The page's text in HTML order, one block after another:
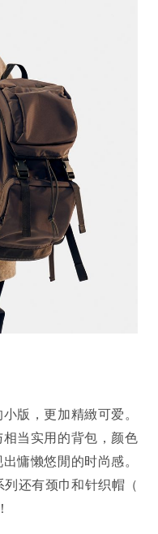
版，更加精緻可爱。
当实用的背包，颜色
慵懒悠閒的时尚感。
还有颈巾和针织帽（